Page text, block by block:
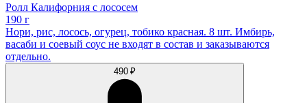
Ролл Калифорния с лососем
190 г
Нори, рис, лосось, огурец, тобико красная. 8 шт. Имбирь,
васаби и соевый соус не входят в состав и заказываются
отдельно.
490 ₽